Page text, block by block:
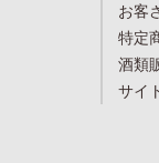
お客
特定
酒類
サイ